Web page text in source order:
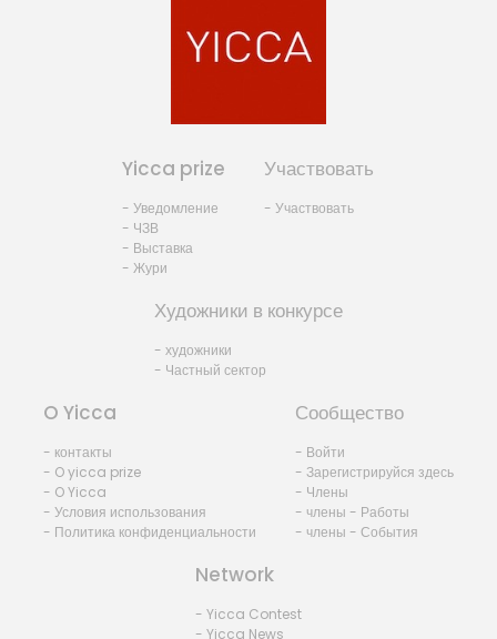
Yicca prize
- Уведомление
- ЧЗВ
- Выставка
- Жури
Участвовать
- Участвовать
Художники в конкурсе
- художники
- Частный сектор
O Yicca
- контакты
- O yicca prize
- O Yicca
- Условия использования
- Политика конфиденциальности
Сообщество
- Войти
- Зарегистрируйся здесь
- Члены
- члены - Работы
- члены - События
Network
- Yicca Contest
- Yicca News